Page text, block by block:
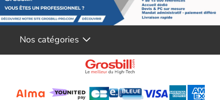
Nos catégories